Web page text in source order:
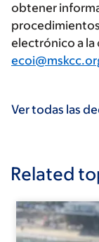
obtener
procedimientos
electrónico a la
Ver todas las
Related